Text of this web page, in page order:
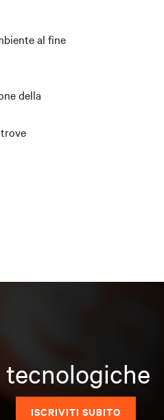
al fine
della
ISCRIVITI SUBITO